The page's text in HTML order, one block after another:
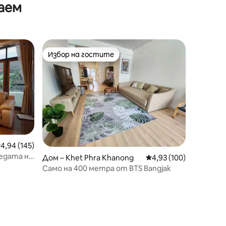
оценка: 4,94 от 5, 145 отзива
4,94 (145)
на
Избор на гостите
Избор на гостите
Дом – Khet Phra Khanong Средна оценка: 4,93
4,93 (100)
Само на 400 метра от BTS Bangjak